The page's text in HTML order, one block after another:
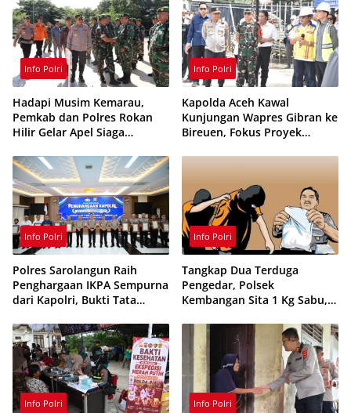
Info Polri
Hadapi Musim Kemarau,
Pemkab dan Polres Rokan
Hilir Gelar Apel Siaga
Sinergi Cegah Kebakaran
Info Polri
Kapolda Aceh Kawal
Kunjungan Wapres Gibran ke
Bireuen, Fokus Proyek
Info Polri
Polres Sarolangun Raih
Penghargaan IKPA Sempurna
dari Kapolri, Bukti Tata
Berintegritas
Info Polri
Tangkap Dua Terduga
Pengedar, Polsek
Kembangan Sita 1 Kg Sabu,
Ribu Butir Obat Keras
Info Polri Info Polri